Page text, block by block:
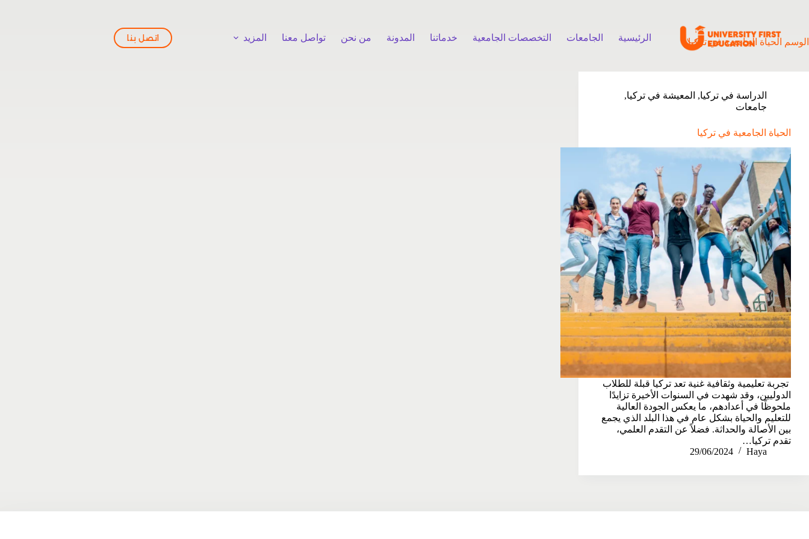
الرئيسية الجامعات التخصصات الجامعية خدماتنا المدونة من نحن تواصل معنا المزيد اتصل بنا الوسم الحياة الجامعية في تركيا
الدراسة في تركيا, المعيشة في تركيا,
جامعات
الحياة الجامعية في تركيا
تجربة تعليمية وثقافية غنية تعد تركيا قبلة للطلاب
الدوليين، وقد شهدت في السنوات الأخيرة تزايدًا
ملحوظًا في أعدادهم، ما يعكس الجودة العالية
للتعليم والحياة بشكل عام في هذا البلد الذي يجمع
بين الأصالة والحداثة. فضلاً عن التقدم العلمي،
تقدم تركيا…
Haya
29/06/2024